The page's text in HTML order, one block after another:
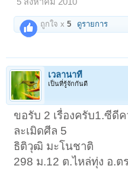
ถูกใจ x5 ดูรายการ
เวลานาที
เป็นที่รู้จักกันดี
ขอรับ 2 เรื่องครับ1.ซีดี
ละเมิดศีล 5
ธิติวุฒิ มะโนชาติ
298 ม.12 ต.ไหล่ทุ่ง อ.ต